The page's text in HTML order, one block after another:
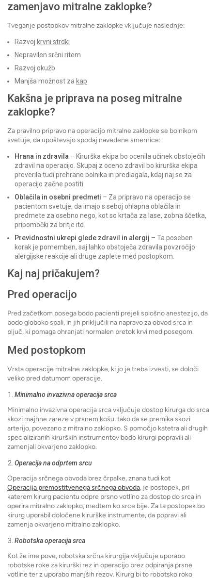
zamenjavo mitralne zaklopke?
Tveganje postopkov mitralne zaklopke vključuje naslednje:
Razvoj krvni strdki
Nepravilen srčni ritem
Razvoj okužb
Manjša možnost za kap
Kakšna je priprava na poseg mitralne
zaklopke?
Za pravilno pripravo na operacijo mitralne zaklopke se bolnikom
svetuje, da upoštevajo spodaj navedene smernice:
Hrana in zdravila – Kirurška ekipa bo ocenila učinek obstoječih
zdravil na operacijo. Skupaj z oceno zdravil bo kirurška ekipa
preverila tudi prehrano bolnika in predlagala, kdaj naj se za
operacijo začne postiti.
Oblačila in osebni predmeti – Za pripravo na operacijo se
pacientom svetuje, da imajo s seboj ohlapna oblačila in
predmete za osebno nego, kot so krtača za lase, zobna ščetka,
pripomočki za britje itd.
Previdnostni ukrepi glede zdravil in alergij – Ta poseben
korak je pomemben, saj lahko obstoječa zdravila povzročijo
alergijske reakcije ali druge zaplete med postopkom.
Kaj naj pričakujem?
Pred operacijo
Pred začetkom posega bodo pacienti prejeli splošno anestezijo, da
bodo globoko spali, in jih priključili na napravo za obvod srca in
pljuč, ki pomaga ohranjati normalen pretok krvi med posegom.
Med postopkom
Vrsta operacije mitralne zaklopke, ki jo je treba izvesti, se določi
veliko pred datumom operacije.
Minimalno invazivna operacija srca
Minimalno invazivna operacija srca vključuje dostop kirurga do srca
skozi majhne zareze v prsnem košu, tako da se premika skozi
arterijo, povezano z mitralno zaklopko. S pomočjo katetra ali drugih
specializiranih kirurških instrumentov bodo kirurgi popravili ali
zamenjali okvarjeno zaklopko.
Operacija na odprtem srcu
Operacija srčnega obvoda brez črpalke, znana tudi kot
Operacija premostitvenega srčnega obvoda, je postopek, pri
katerem kirurg pacientu odpre prsno votlino za dostop do srca in
operira mitralno zaklopko, medtem ko srce bije. Za ta postopek bo
kirurg uporabil določene kirurške instrumente, da popravi ali
zamenja okvarjeno mitralno zaklopko.
Robotska operacija srca
Kot že ime pove, robotska srčna kirurgija vključuje uporabo
robotske roke za kirurški rez in operacijo brez odpiranja prsne
votline ter z uporabo manjših rezov. Kirurg bi to robotsko roko